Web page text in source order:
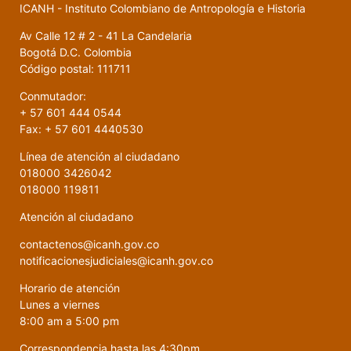
ICANH - Instituto Colombiano de Antropología e Historia
Av Calle 12 # 2 - 41 La Candelaria
Bogotá D.C. Colombia
Código postal: 111711
Conmutador:
+ 57 601 444 0544
Fax: + 57 601 4440530
Línea de atención al ciudadano
018000 3426042
018000 119811
Atención al ciudadano
contactenos@icanh.gov.co
notificacionesjudiciales@icanh.gov.co
Horario de atención
Lunes a viernes
8:00 am a 5:00 pm